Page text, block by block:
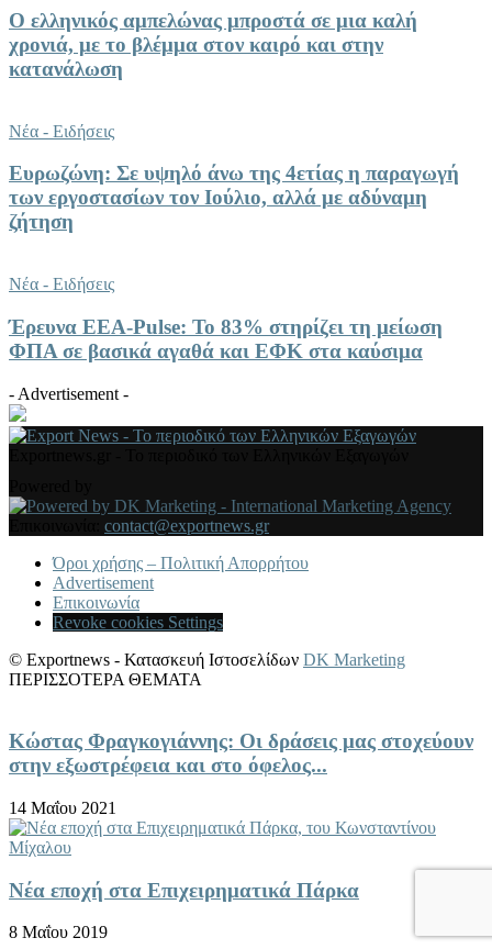
Ο ελληνικός αμπελώνας μπροστά σε μια καλή
χρονιά, με το βλέμμα στον καιρό και στην
κατανάλωση
Νέα - Ειδήσεις
Ευρωζώνη: Σε υψηλό άνω της 4ετίας η παραγωγή
των εργοστασίων τον Ιούλιο, αλλά με αδύναμη
ζήτηση
Νέα - Ειδήσεις
Έρευνα ΕΕΑ-Pulse: Το 83% στηρίζει τη μείωση
ΦΠΑ σε βασικά αγαθά και ΕΦΚ στα καύσιμα
- Advertisement -
contact@exportnews.gr
Όροι χρήσης – Πολιτική Απορρήτου
Advertisement
Επικοινωνία
Revoke cookies Settings
© Exportnews - Κατασκευή Ιστοσελίδων DK Marketing
ΠΕΡΙΣΣΟΤΕΡΑ ΘΕΜΑΤΑ
Κώστας Φραγκογιάννης: Οι δράσεις μας στοχεύουν
στην εξωστρέφεια και στο όφελος...
14 Μαΐου 2021
Νέα εποχή στα Επιχειρηματικά Πάρκα
8 Μαΐου 2019